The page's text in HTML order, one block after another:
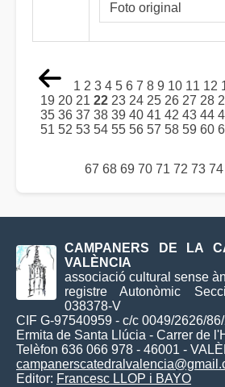
Foto original
1 2 3 4 5 6 7 8 9 10 11 12
19 20 21 22 23 24 25 26 27 28
35 36 37 38 39 40 41 42 43 44
51 52 53 54 55 56 57 58 59 60
67 68 69 70 71 72 73 74
CAMPANERS DE LA
VALÈNCIA
associació cultural sense
registre Autonòmic
038378-V
CIF G-97540959 - c/c 0049/2626/
Ermita de Santa Llúcia - Carrer de
Telèfon 636 066 978 - 46001 -
Editor: Francesc LLOP i BAYO